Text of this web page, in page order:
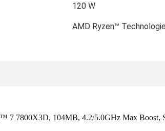
120 W
AMD Ryzen™
7 7800X3D, 104MB, 4.2/5.0GHz Max Boost,